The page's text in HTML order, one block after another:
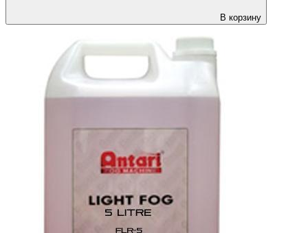
В корзину